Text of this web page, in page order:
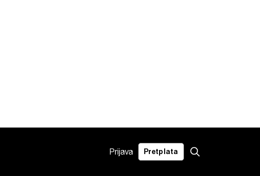
Prijava Pretplata